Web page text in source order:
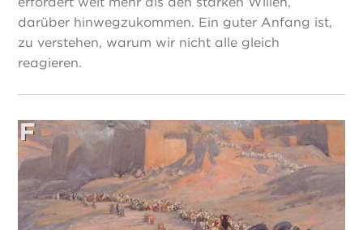
darüber hinwegzukommen. Ein guter Anfang ist,
zu verstehen, warum wir nicht alle gleich
reagieren.